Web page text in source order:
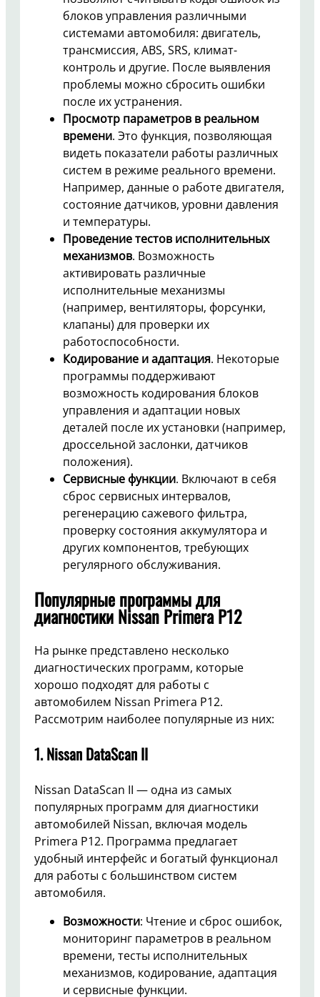
блоков управления различными
системами автомобиля: двигатель,
трансмиссия, ABS, SRS, климат-
контроль и другие. После выявления
проблемы можно сбросить ошибки
после их устранения.
Просмотр параметров в реальном
времени. Это функция, позволяющая
видеть показатели работы различных
систем в режиме реального времени.
Например, данные о работе двигателя,
состояние датчиков, уровни давления
и температуры.
Проведение тестов исполнительных
механизмов. Возможность
активировать различные
исполнительные механизмы
(например, вентиляторы, форсунки,
клапаны) для проверки их
работоспособности.
Кодирование и адаптация. Некоторые
программы поддерживают
возможность кодирования блоков
управления и адаптации новых
деталей после их установки (например,
дроссельной заслонки, датчиков
положения).
Сервисные функции. Включают в себя
сброс сервисных интервалов,
регенерацию сажевого фильтра,
проверку состояния аккумулятора и
других компонентов, требующих
регулярного обслуживания.
Популярные программы для
диагностики Nissan Primera P12
На рынке представлено несколько
диагностических программ, которые
хорошо подходят для работы с
автомобилем Nissan Primera P12.
Рассмотрим наиболее популярные из них:
1.Nissan DataScan II
Nissan DataScan II — одна из самых
популярных программ для диагностики
автомобилей Nissan, включая модель
Primera P12. Программа предлагает
удобный интерфейс и богатый функционал
для работы с большинством систем
автомобиля.
Возможности: Чтение и сброс ошибок,
мониторинг параметров в реальном
времени, тесты исполнительных
механизмов, кодирование, адаптация
и сервисные функции.